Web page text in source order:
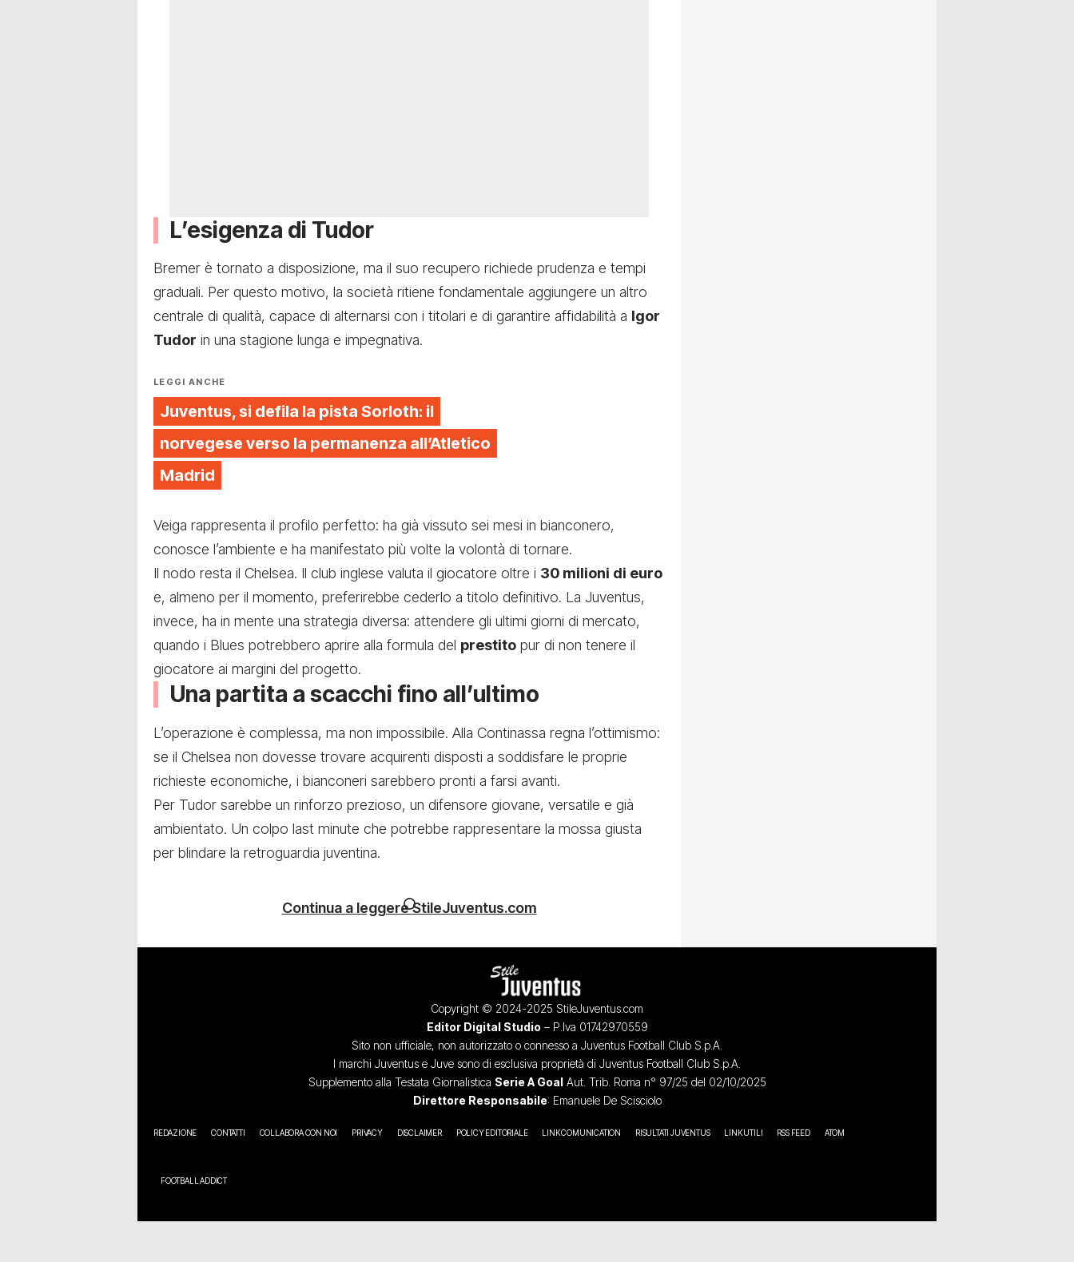
L’esigenza di Tudor
Bremer è tornato a disposizione, ma il suo recupero richiede prudenza e tempi
graduali. Per questo motivo, la società ritiene fondamentale aggiungere un altro
centrale di qualità, capace di alternarsi con i titolari e di garantire affidabilità a Igor
Tudor in una stagione lunga e impegnativa.
LEGGI ANCHE
Juventus, si defila la pista Sorloth: il
norvegese verso la permanenza all’Atletico
Madrid
Veiga rappresenta il profilo perfetto: ha già vissuto sei mesi in bianconero,
conosce l’ambiente e ha manifestato più volte la volontà di tornare.
Il nodo resta il Chelsea. Il club inglese valuta il giocatore oltre i 30 milioni di euro
e, almeno per il momento, preferirebbe cederlo a titolo definitivo. La Juventus,
invece, ha in mente una strategia diversa: attendere gli ultimi giorni di mercato,
quando i Blues potrebbero aprire alla formula del prestito pur di non tenere il
giocatore ai margini del progetto.
Una partita a scacchi fino all’ultimo
L’operazione è complessa, ma non impossibile. Alla Continassa regna l’ottimismo:
se il Chelsea non dovesse trovare acquirenti disposti a soddisfare le proprie
richieste economiche, i bianconeri sarebbero pronti a farsi avanti.
Per Tudor sarebbe un rinforzo prezioso, un difensore giovane, versatile e già
ambientato. Un colpo last minute che potrebbe rappresentare la mossa giusta
per blindare la retroguardia juventina.
Continua a leggere StileJuventus.com
Copyright © 2024-2025 StileJuventus.com
Editor Digital Studio – P.Iva 01742970559
Sito non ufficiale, non autorizzato o connesso a Juventus Football Club S.p.A.
I marchi Juventus e Juve sono di esclusiva proprietà di Juventus Football Club S.p.A.
Supplemento alla Testata Giornalistica Serie A GoalAut. Trib. Roma n° 97/25 del 02/10/2025
Direttore Responsabile: Emanuele De Scisciolo
REDAZIONE CONTATTI COLLABORA CON NOI PRIVACY DISCLAIMER POLICY EDITORIALE LINK COMUNICATION RISULTATI JUVENTUS LINK UTILI RSS FEED ATOM
FOOTBALL ADDICT